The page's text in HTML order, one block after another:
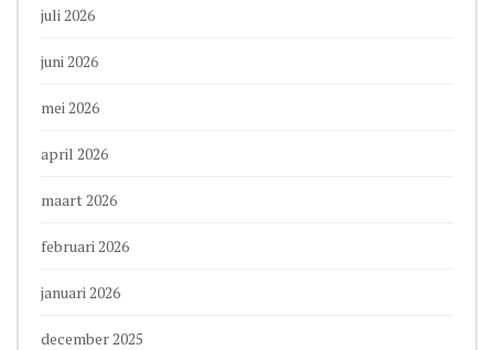
juli 2026
juni 2026
mei 2026
april 2026
maart 2026
februari 2026
januari 2026
december 2025